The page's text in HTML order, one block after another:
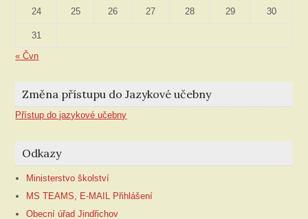
24 25 26 27 28 29 30
31
« Čvn
Změna přístupu do Jazykové učebny
Přístup do jazykové učebny
Odkazy
Ministerstvo školství
MS TEAMS, E-MAIL Přihlášení
Obecní úřad Jindřichov